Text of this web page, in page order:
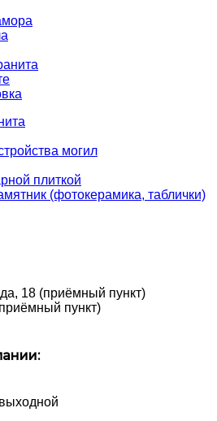
могил
плиткой
(фотокерамика, таблички)
18 (приёмный пункт)
пункт)